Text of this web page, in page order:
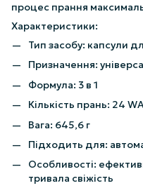
процес прання
Характеристики:
Тип засобу: капсули
Призначення:
Формула: 3 в 1
Кількість прань: 24
Вага: 645,6 г
Підходить для:
Особливості:
тривала свіжість